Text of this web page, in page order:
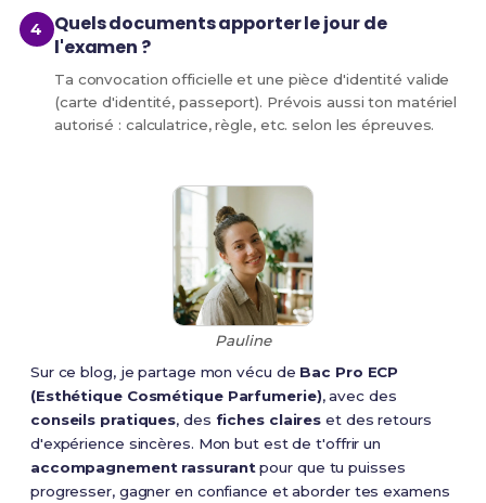
Quels documents apporter le jour de
l'examen ?
Ta convocation officielle et une pièce d'identité valide
(carte d'identité, passeport). Prévois aussi ton matériel
autorisé : calculatrice, règle, etc. selon les épreuves.
Pauline
Sur ce blog, je partage mon vécu de Bac Pro ECP
(Esthétique Cosmétique Parfumerie), avec des
conseils pratiques, des fiches claires et des retours
d'expérience sincères. Mon but est de t'offrir un
accompagnement rassurant pour que tu puisses
progresser, gagner en confiance et aborder tes examens